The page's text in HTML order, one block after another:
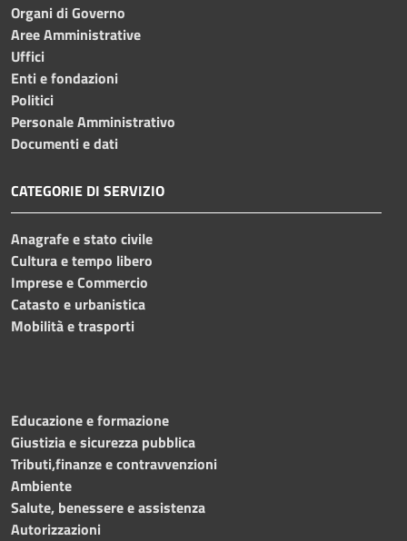
Organi di Governo
Aree Amministrative
Uffici
Enti e fondazioni
Politici
Personale Amministrativo
Documenti e dati
CATEGORIE DI SERVIZIO
Anagrafe e stato civile
Cultura e tempo libero
Imprese e Commercio
Catasto e urbanistica
Mobilità e trasporti
Educazione e formazione
Giustizia e sicurezza pubblica
Tributi,finanze e contravvenzioni
Ambiente
Salute, benessere e assistenza
Autorizzazioni